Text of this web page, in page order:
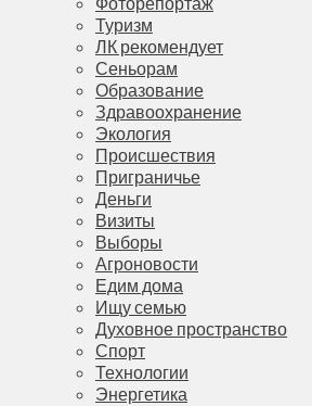
Туризм
ЛК рекомендует
Сеньорам
Образование
Здравоохранение
Экология
Происшествия
Приграничье
Деньги
Визиты
Выборы
Агроновости
Едим дома
Ищу семью
Духовное пространство
Спорт
Технологии
Энергетика